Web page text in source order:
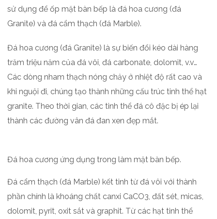
sử dụng để ốp mặt bàn bếp là đá hoa cương (đá
Granite) và đá cẩm thạch (đá Marble).
Đá hoa cương (đá Granite) là sự biến đổi kéo dài hàng
trăm triệu năm của đá vôi, đá carbonate, dolomit, v.v…
Các dòng nham thạch nóng chảy ở nhiệt độ rất cao và
khi nguội đi, chúng tạo thành những cấu trúc tinh thể hạt
granite. Theo thời gian, các tinh thể đá cô đặc bị ép lại
thành các đường vân đá đan xen đẹp mắt.
Đá hoa cương ứng dụng trong làm mặt bàn bếp.
Đá cẩm thạch (đá Marble) kết tinh từ đá vôi với thành
phần chính là khoáng chất canxi CaCO3, đất sét, micas,
dolomit, pyrit, oxit sắt và graphit. Từ các hạt tinh thể